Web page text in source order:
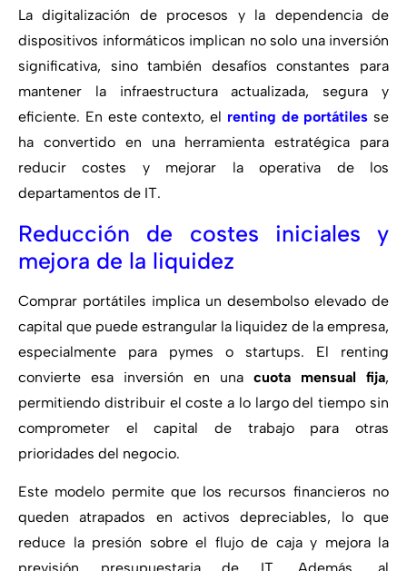
La digitalización de procesos y la dependencia de
dispositivos informáticos implican no solo una inversión
significativa, sino también desafíos constantes para
mantener la infraestructura actualizada, segura y
eficiente. En este contexto, el renting de portátiles se
ha convertido en una herramienta estratégica para
reducir costes y mejorar la operativa de los
departamentos de IT.
Reducción de costes iniciales y
mejora de la liquidez
Comprar portátiles implica un desembolso elevado de
capital que puede estrangular la liquidez de la empresa,
especialmente para pymes o startups. El renting
convierte esa inversión en una cuota mensual fija,
permitiendo distribuir el coste a lo largo del tiempo sin
comprometer el capital de trabajo para otras
prioridades del negocio.
Este modelo permite que los recursos financieros no
queden atrapados en activos depreciables, lo que
reduce la presión sobre el flujo de caja y mejora la